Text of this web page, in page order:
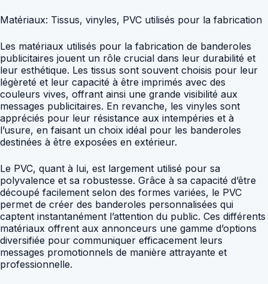
Matériaux: Tissus, vinyles, PVC utilisés pour la fabrication
Les matériaux utilisés pour la fabrication de banderoles
publicitaires jouent un rôle crucial dans leur durabilité et
leur esthétique. Les tissus sont souvent choisis pour leur
légèreté et leur capacité à être imprimés avec des
couleurs vives, offrant ainsi une grande visibilité aux
messages publicitaires. En revanche, les vinyles sont
appréciés pour leur résistance aux intempéries et à
l’usure, en faisant un choix idéal pour les banderoles
destinées à être exposées en extérieur.
Le PVC, quant à lui, est largement utilisé pour sa
polyvalence et sa robustesse. Grâce à sa capacité d’être
découpé facilement selon des formes variées, le PVC
permet de créer des banderoles personnalisées qui
captent instantanément l’attention du public. Ces différents
matériaux offrent aux annonceurs une gamme d’options
diversifiée pour communiquer efficacement leurs
messages promotionnels de manière attrayante et
professionnelle.